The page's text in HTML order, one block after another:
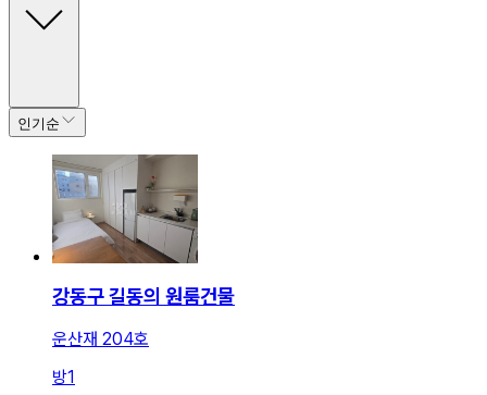
인기순
강동구 길동의 원룸건물
운산재 204호
방1